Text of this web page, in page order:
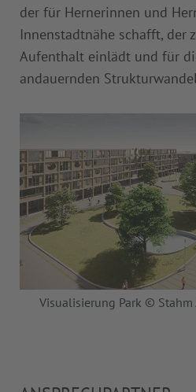
der für Hernerinnen und
Innenstadtnähe schafft, der
Aufenthalt einlädt und für
andauernden
Visualisierung Park © Stahm